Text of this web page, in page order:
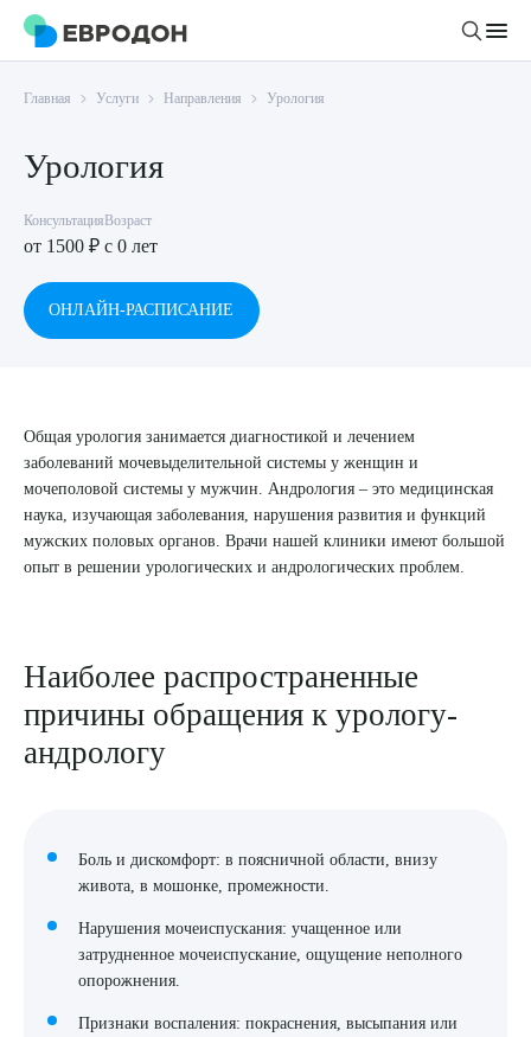
Личный кабинет
О компании
Новости
Руководство клиники
Вакансии
Политика конфиденциальности
Пользовательское соглашение
Врачи
Услуги и цены
Направления
Хирургический стационар
Подготовка к диагностике
ДМС
Акции
Филиалы
8 (863) 309-05-06
ЗАПИСЬ ОНЛАЙН
Главная Услуги Направления Урология
Урология
Консультация
от 1500 ₽
Возраст
c 0 лет
ОНЛАЙН-РАСПИСАНИЕ
Общая урология занимается диагностикой и лечением
заболеваний мочевыделительной системы у женщин и
мочеполовой системы у мужчин. Андрология – это медицинская
наука, изучающая заболевания, нарушения развития и функций
мужских половых органов. Врачи нашей клиники имеют большой
опыт в решении урологических и андрологических проблем.
Наиболее распространенные
причины обращения к урологу-
андрологу
Боль и дискомфорт: в поясничной области, внизу
живота, в мошонке, промежности.
Нарушения мочеиспускания: учащенное или
затрудненное мочеиспускание, ощущение неполного
опорожнения.
Признаки воспаления: покраснения, высыпания или